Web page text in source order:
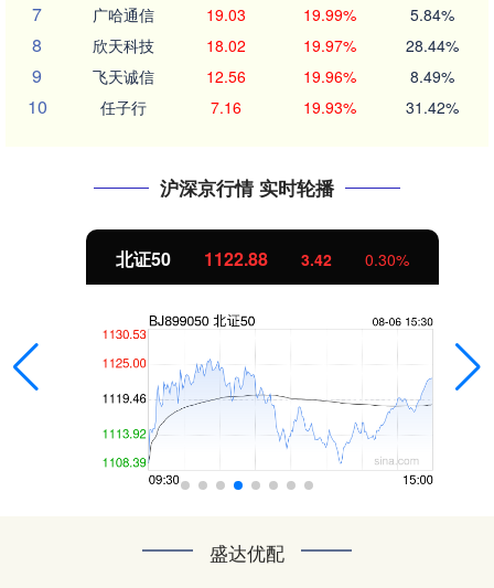
7 广哈通信 19.03 19.99% 5.84%
8 欣天科技 18.02 19.97% 28.44%
9 飞天诚信 12.56 19.96% 8.49%
10 任子行 7.16 19.93% 31.42%
沪深京行情 实时轮播
北证50 1122.88 3.42 0.30%
盛达优配